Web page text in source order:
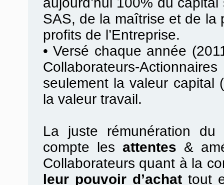
SAS, de la maîtrise et de la
profits de l’Entreprise.
• Versé chaque année
Collaborateurs-
seulement la valeur capital
la valeur travail.
La juste rémunération du
compte les attentes &
Collaborateurs quant à la
leur pouvoir d’achattout